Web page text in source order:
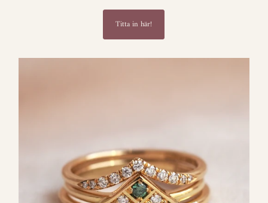
Titta in här!